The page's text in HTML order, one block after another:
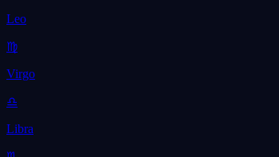
Leo
♍
Virgo
♎
Libra